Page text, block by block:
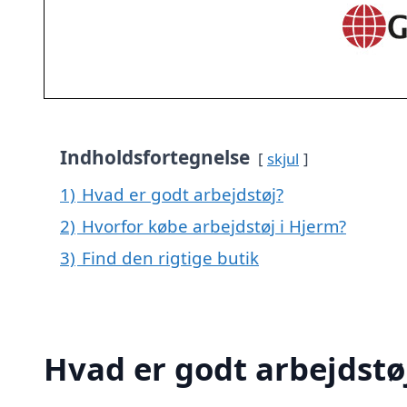
Indholdsfortegnelse skjul
1) Hvad er godt arbejdstøj?
2) Hvorfor købe arbejdstøj i Hjerm?
3) Find den rigtige butik
Hvad er godt